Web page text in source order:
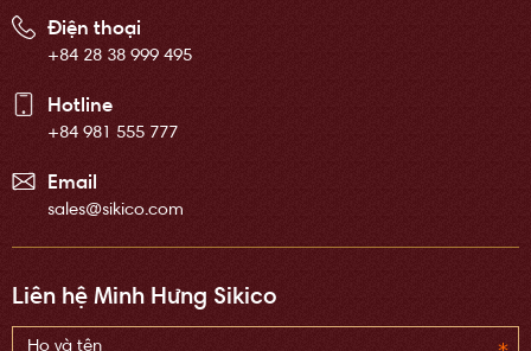
Điện thoại
+84 28 38 999 495
Hotline
+84 981 555 777
Email
sales@sikico.com
Liên hệ Minh Hưng Sikico